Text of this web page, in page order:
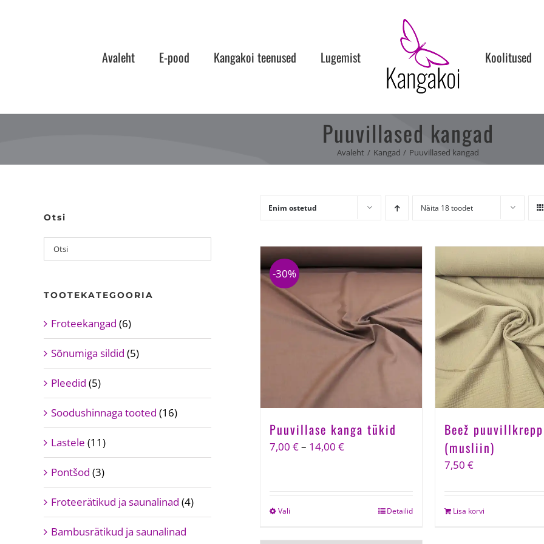
Avaleht E-pood Kangakoi teenused Lugemist Koolitused
Puuvillased kangad
Avaleht Kangad Puuvillased kangad
Enim ostetud Näita 18 toodet
-30%
Puuvillase kanga tükid
7,00 €– 14,00 €Price
14,00 €
Vali Detailid
Beež puuvillkrepp
(musliin)
7,50 €
Lisa korvi
Otsi
TOOTEKATEGOORIA
Froteekangad (6)
Sõnumiga sildid (5)
Pleedid (5)
Soodushinnaga tooted (16)
Lastele (11)
Pontšod (3)
Froteerätikud ja saunalinad (4)
Bambusrätikud ja saunalinad